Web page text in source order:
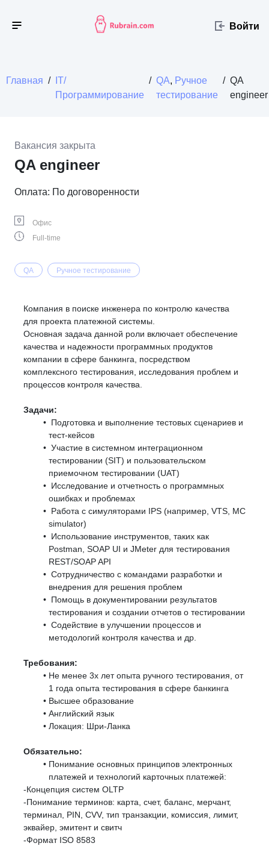
Войти
Главная /
IT/
Программирование
/ QA, Ручное
тестирование
/ QA
engineer
QA engineer
Вакансия закрыта
Оплата: По договоренности
Офис
Full-time
QA Ручное тестирование
Компания в поиске инженера по контролю качества
для проекта платежной системы.
Основная задача данной роли включает обеспечение
качества и надежности программных продуктов
компании в сфере банкинга, посредством
комплексного тестирования, исследования проблем и
процессов контроля качества.
Задачи:
Подготовка и выполнение тестовых сценариев и
тест-кейсов
Участие в системном интеграционном
тестировании (SIT) и пользовательском
приемочном тестировании (UAT)
Исследование и отчетность о программных
ошибках и проблемах
Работа с симуляторами IPS (например, VTS, MC
simulator)
Использование инструментов, таких как
Postman, SOAP UI и JMeter для тестирования
REST/SOAP API
Сотрудничество с командами разработки и
внедрения для решения проблем
Помощь в документировании результатов
тестирования и создании отчетов о тестировании
Содействие в улучшении процессов и
методологий контроля качества и др.
Требования:
Не менее 3х лет опыта ручного тестирования, от
1 года опыта тестирования в сфере банкинга
Высшее образование
Английский язык
Локация: Шри-Ланка
Обязательно:
Понимание основных принципов электронных
платежей и технологий карточных платежей:
-Концепция систем OLTP
-Понимание терминов: карта, счет, баланс, мерчант,
терминал, PIN, CVV, тип транзакции, комиссия, лимит,
эквайер, эмитент и свитч
-Формат ISO 8583